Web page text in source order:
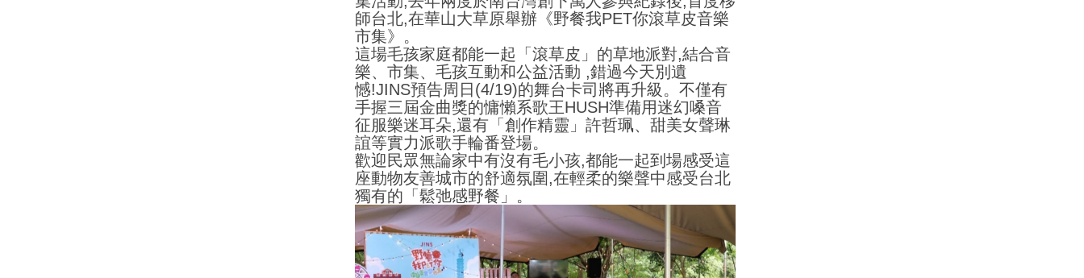
師台北,在華山大草原舉辦《野餐我PET你滾草皮音樂
市集》。
這場毛孩家庭都能一起「滾草皮」的草地派對,結合音
樂、市集、毛孩互動和公益活動 ,錯過今天別遺
憾!JINS預告周日(4/19)的舞台卡司將再升級。不僅有
手握三屆金曲獎的慵懶系歌王HUSH準備用迷幻嗓音
征服樂迷耳朵,還有「創作精靈」許哲珮、甜美女聲琳
誼等實力派歌手輪番登場。
歡迎民眾無論家中有沒有毛小孩,都能一起到場感受這
座動物友善城市的舒適氛圍,在輕柔的樂聲中感受台北
獨有的「鬆弛感野餐」。